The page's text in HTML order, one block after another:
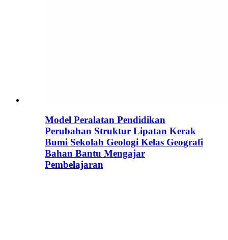
Model Peralatan Pendidikan
Perubahan Struktur Lipatan Kerak
Bumi Sekolah Geologi Kelas Geografi
Bahan Bantu Mengajar
Pembelajaran